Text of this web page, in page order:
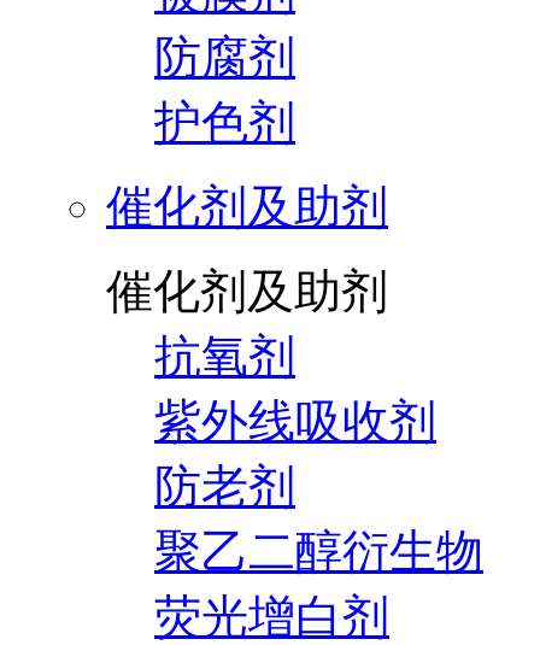
防腐剂
护色剂
催化剂及助剂
催化剂及助剂
抗氧剂
紫外线吸收剂
防老剂
聚乙二醇衍生物
荧光增白剂